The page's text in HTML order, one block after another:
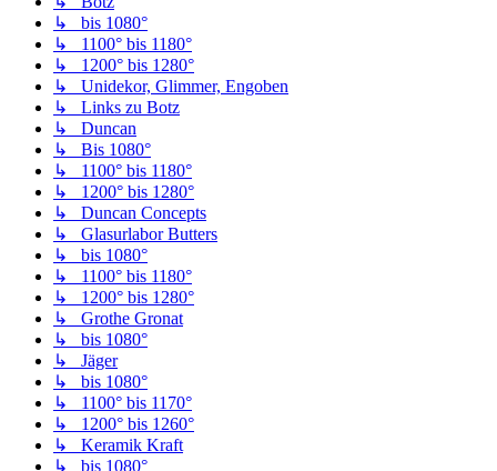
↳ bis 1080°
↳ 1100° bis 1180°
↳ 1200° bis 1280°
↳ Unidekor, Glimmer, Engoben
↳ Links zu Botz
↳ Duncan
↳ Bis 1080°
↳ 1100° bis 1180°
↳ 1200° bis 1280°
↳ Duncan Concepts
↳ Glasurlabor Butters
↳ bis 1080°
↳ 1100° bis 1180°
↳ 1200° bis 1280°
↳ Grothe Gronat
↳ bis 1080°
↳ Jäger
↳ bis 1080°
↳ 1100° bis 1170°
↳ 1200° bis 1260°
↳ Keramik Kraft
↳ bis 1080°